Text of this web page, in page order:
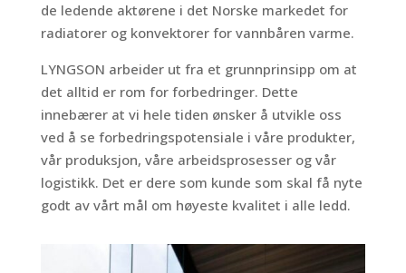
de ledende aktørene i det Norske markedet for
radiatorer og konvektorer for vannbåren varme.
LYNGSON arbeider ut fra et grunnprinsipp om at
det alltid er rom for forbedringer. Dette
innebærer at vi hele tiden ønsker å utvikle oss
ved å se forbedringspotensiale i våre produkter,
vår produksjon, våre arbeidsprosesser og vår
logistikk. Det er dere som kunde som skal få nyte
godt av vårt mål om høyeste kvalitet i alle ledd.